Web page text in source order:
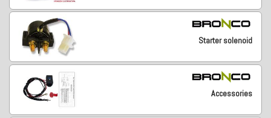
Starter solenoid
Accessories